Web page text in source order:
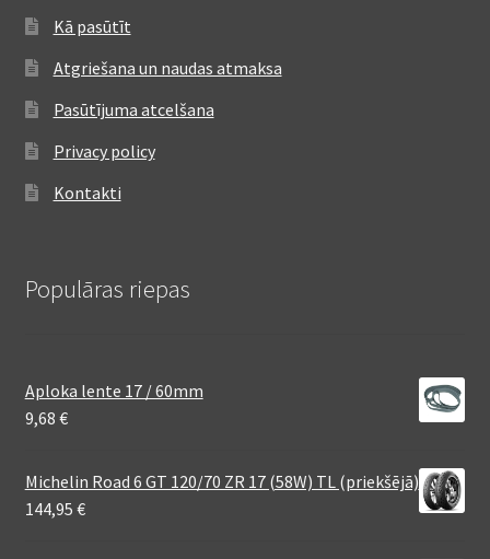
Kā pasūtīt
Atgriešana un naudas atmaksa
Pasūtījuma atcelšana
Privacy policy
Kontakti
Populāras riepas
Aploka lente 17 / 60mm
9,68 €
Michelin Road 6 GT 120/70 ZR 17 (58W) TL (priekšējā)
144,95 €